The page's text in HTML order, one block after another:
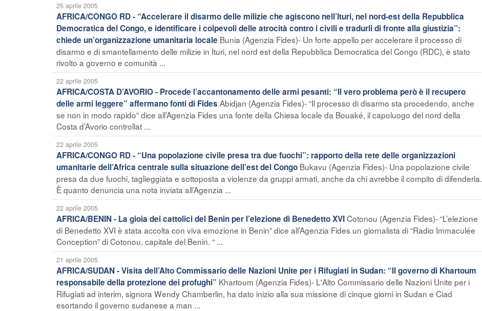
25 aprile 2005
AFRICA/CONGO RD - “Accelerare il disarmo delle milizie che agiscono nell’Ituri, nel nord-est della Repubblica
Democratica del Congo, e identificare i colpevoli delle atrocità contro i civili e tradurli di fronte alla giustizia”:
chiede un’organizzazione umanitaria locale Bunia (Agenzia Fides)- Un forte appello per accelerare il processo di
disarmo e di smantellamento delle milizie in Ituri, nel nord est della Repubblica Democratica del Congo (RDC), è stato
rivolto a governo e comunità ...
22 aprile 2005
AFRICA/COSTA D’AVORIO - Procede l’accantonamento delle armi pesanti: “Il vero problema però è il recupero
delle armi leggere” affermano fonti di Fides Abidjan (Agenzia Fides)- “Il processo di disarmo sta procedendo, anche
se non in modo rapido” dice all’Agenzia Fides una fonte della Chiesa locale da Bouaké, il capoluogo del nord della
Costa d’Avorio controllat ...
22 aprile 2005
AFRICA/CONGO RD - “Una popolazione civile presa tra due fuochi”: rapporto della rete delle organizzazioni
umanitarie dell’Africa centrale sulla situazione dell’est del Congo Bukavu (Agenzia Fides)- Una popolazione civile
presa da due fuochi, taglieggiata e sottoposta a violenze da gruppi armati, anche da chi avrebbe il compito di difenderla.
È quanto denuncia una nota inviata all’Agenzia ...
22 aprile 2005
AFRICA/BENIN - La gioia dei cattolici del Benin per l’elezione di Benedetto XVICotonou (Agenzia Fides)- “L’elezione
di Benedetto XVI è stata accolta con viva emozione in Benin” dice all’Agenzia Fides un giornalista di “Radio Immaculée
Conception” di Cotonou, capitale del Benin. “ ...
21 aprile 2005
AFRICA/SUDAN - Visita dell’Alto Commissario delle Nazioni Unite per i Rifugiati in Sudan: “Il governo di Khartoum
responsabile della protezione dei profughi” Khartoum (Agenzia Fides)- L'Alto Commissario delle Nazioni Unite per i
Rifugiati ad interim, signora Wendy Chamberlin, ha dato inizio alla sua missione di cinque giorni in Sudan e Ciad
esortando il governo sudanese a man ...